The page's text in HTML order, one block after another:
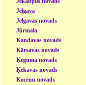
Jelgava
Jelgavas novads
Jūrmala
Kandavas novads
Kārsavas novads
Ķeguma novads
Ķekavas novads
Kocēnu novads